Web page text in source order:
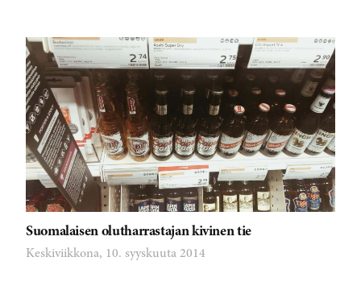
Suomalaisen olutharrastajan kivinen tie
Keskiviikkona, 10. syyskuuta 2014